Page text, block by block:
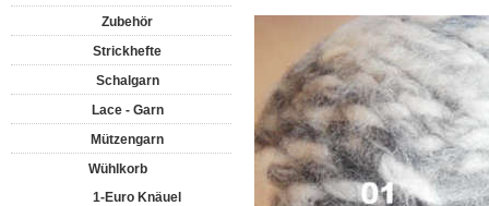
Zubehör
Strickhefte
Schalgarn
Lace - Garn
Mützengarn
Wühlkorb
1-Euro Knäuel